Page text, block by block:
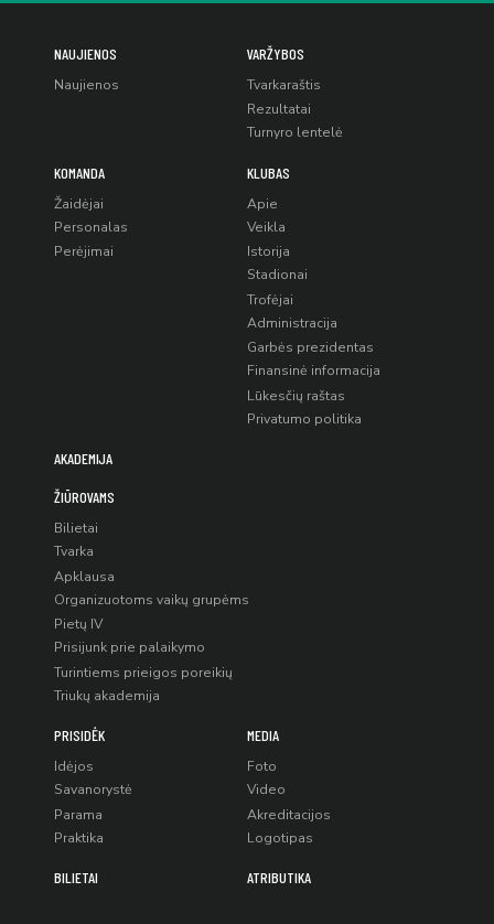
NAUJIENOS
Naujienos
VARŽYBOS
Tvarkaraštis
Rezultatai
Turnyro lentelė
KOMANDA
Žaidėjai
Personalas
Perėjimai
KLUBAS
Apie
Veikla
Istorija
Stadionai
Trofėjai
Administracija
Garbės prezidentas
Finansinė informacija
Lūkesčių raštas
Privatumo politika
AKADEMIJA
ŽIŪROVAMS
Bilietai
Tvarka
Apklausa
Organizuotoms vaikų grupėms
Pietų IV
Prisijunk prie palaikymo
Turintiems prieigos poreikių
Triukų akademija
PRISIDĖK
Idėjos
Savanorystė
Parama
Praktika
MEDIA
Foto
Video
Akreditacijos
Logotipas
BILIETAI ATRIBUTIKA